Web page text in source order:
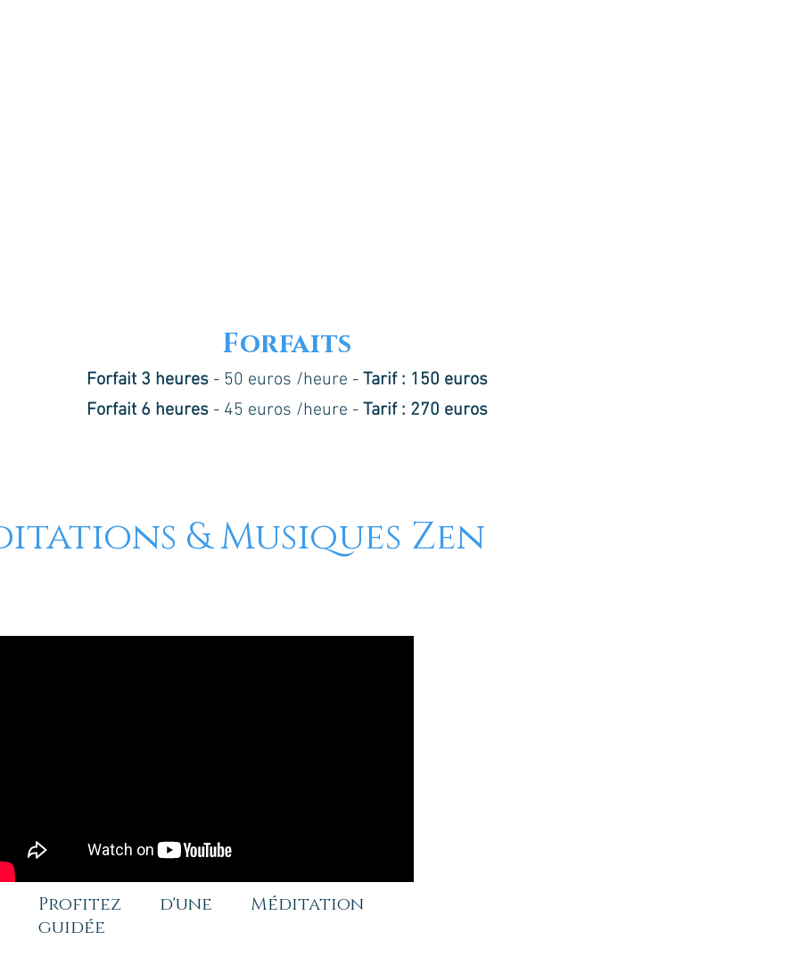
Forfaits
Forfait 3 heures - 50 euros /heure - Tarif : 150 euros
Forfait 6 heures - 45 euros /heure - Tarif : 270 euros
& Musiques Zen
Profitez d'une Méditation
guidée